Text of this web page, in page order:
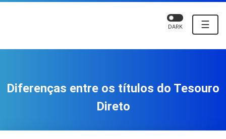
☰
DARK
Diferenças entre os títulos do Tesouro
Direto